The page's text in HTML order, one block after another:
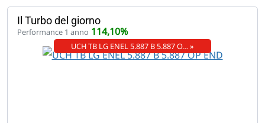
Il Turbo del giorno
Performance 1 anno 114,10%
UCH TB LG ENEL 5.887 B 5.887 O… »